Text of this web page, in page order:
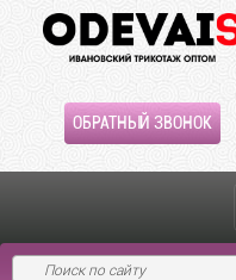
ОБРАТНЫЙ ЗВОНОК